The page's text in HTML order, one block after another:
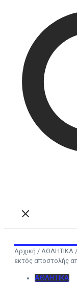
Αρχική / ΑΘΛΗΤΙΚΑ /
εκτός αποστολής
ΑΘΛΗΤΙΚΑ